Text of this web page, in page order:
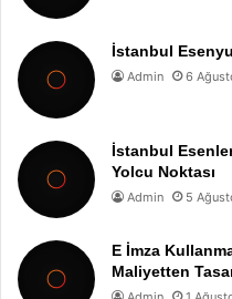
İstanbul
Admin 6
İstanbul
Yolcu Noktası
Admin 5
E İmza
Maliyetten